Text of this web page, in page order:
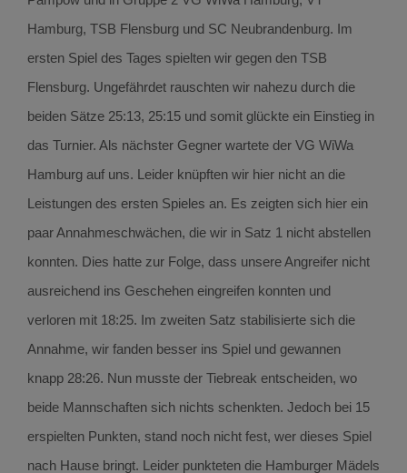
Hamburg, TSB Flensburg und SC Neubrandenburg. Im
ersten Spiel des Tages spielten wir gegen den TSB
Flensburg. Ungefährdet rauschten wir nahezu durch die
beiden Sätze 25:13, 25:15 und somit glückte ein Einstieg in
das Turnier. Als nächster Gegner wartete der VG WiWa
Hamburg auf uns. Leider knüpften wir hier nicht an die
Leistungen des ersten Spieles an. Es zeigten sich hier ein
paar Annahmeschwächen, die wir in Satz 1 nicht abstellen
konnten. Dies hatte zur Folge, dass unsere Angreifer nicht
ausreichend ins Geschehen eingreifen konnten und
verloren mit 18:25. Im zweiten Satz stabilisierte sich die
Annahme, wir fanden besser ins Spiel und gewannen
knapp 28:26. Nun musste der Tiebreak entscheiden, wo
beide Mannschaften sich nichts schenkten. Jedoch bei 15
erspielten Punkten, stand noch nicht fest, wer dieses Spiel
nach Hause bringt. Leider punkteten die Hamburger Mädels